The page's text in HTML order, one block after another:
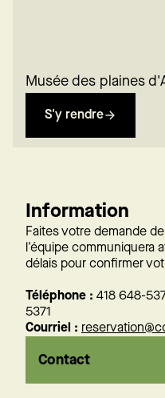
Musée des plaines
S'y rendre
Information
Faites votre demande
l'équipe communiquera
délais pour confirmer
Téléphone : 418 648-
5371
Courriel :
Contact